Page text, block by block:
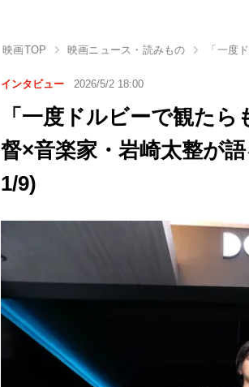
映画TOP 映画ニュース・読みもの 「一度
インタビュー 2026/5/2 18:00
「一度ドルビーで観た
督×音楽家・岩崎太整が
1/9)